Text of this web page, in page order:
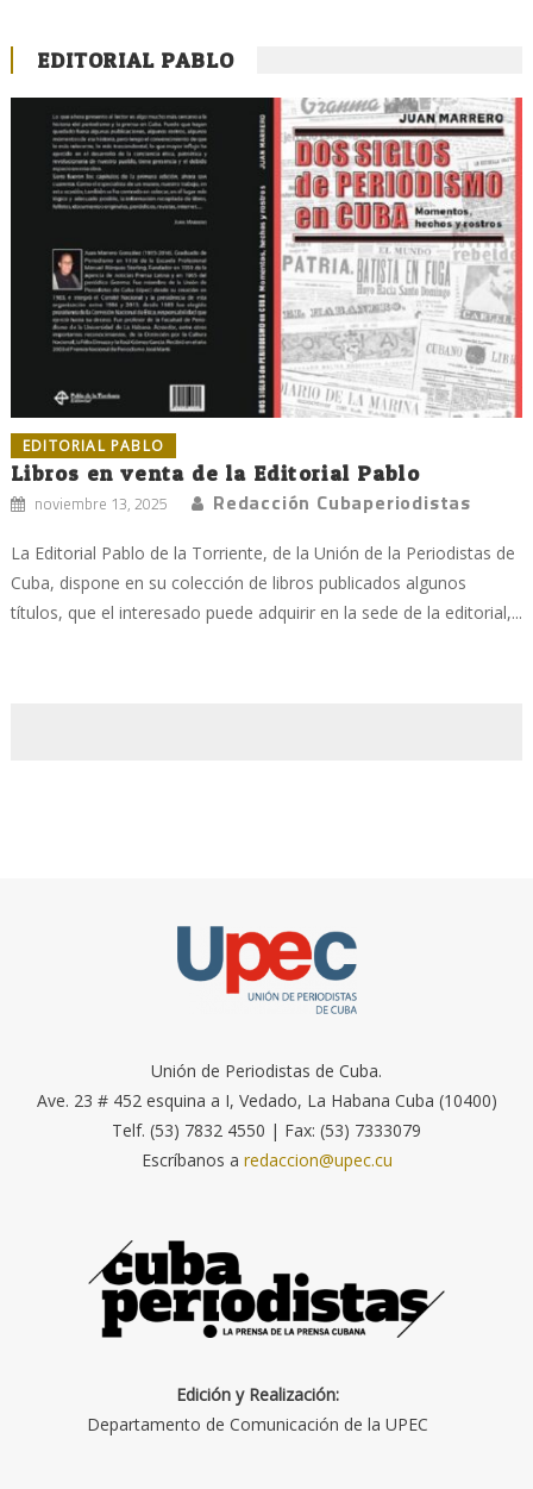
EDITORIAL PABLO
EDITORIAL PABLO
Libros en venta de la Editorial Pablo
noviembre 13, 2025 Redacción Cubaperiodistas
La Editorial Pablo de la Torriente, de la Unión de la Periodistas de
Cuba, dispone en su colección de libros publicados algunos
títulos, que el interesado puede adquirir en la sede de la editorial,...
Unión de Periodistas de Cuba.
Ave. 23 # 452 esquina a I, Vedado, La Habana Cuba (10400)
Telf. (53) 7832 4550 | Fax: (53) 7333079
Escríbanos a redaccion@upec.cu
Edición y Realización:
Departamento de Comunicación de la UPEC